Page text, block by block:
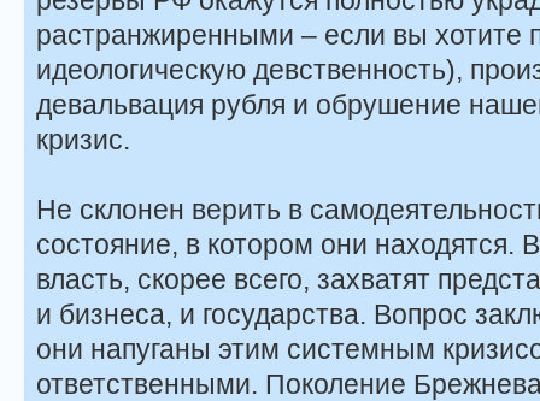
растранжиренными – если вы хотите
идеологическую девственность),
девальвация рубля и обрушение
кризис.
Не склонен верить в
состояние, в котором они находятся.
власть, скорее всего, захватят
и бизнеса, и государства. Вопрос
они напуганы этим системным
ответственными. Поколение